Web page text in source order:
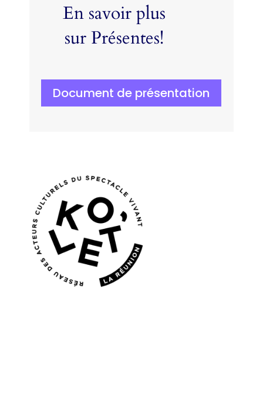
En savoir plus
sur Présentes!
Document de présentation